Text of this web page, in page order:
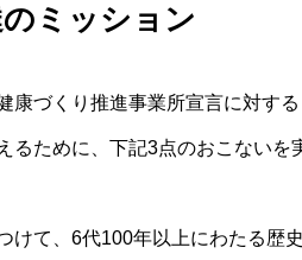
ミッション
康づくり推進事業所宣言に対す
るために、下記3点のおこないを
けて、6代100年以上にわたる歴